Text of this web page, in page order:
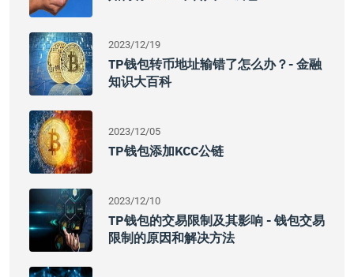
2023/12/19
TP钱包转币地址输错了怎么办？- 金融
知识大百科
2023/12/05
TP钱包添加KCC公链
2023/12/10
TP钱包的交易限制及其影响 - 钱包交易
限制的原因和解决方法